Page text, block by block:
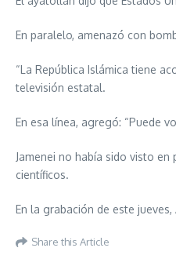
En paralelo, amenazó con
“La República Islámica tiene
televisión estatal.
En esa línea, agregó: “Puede
Jamenei no había sido visto
científicos.
En la grabación de este
Share this Article